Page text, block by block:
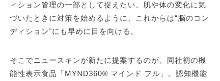
ィション管理の一部として捉えたい。肌や体の変化に気
づいたときに対策を始めるように、これからは“脳のコン
ディション”にも早めに目を向ける。
そこでニュースキンが新たに提案するのが、同社初の機
能性表示食品「MYND360® マインド フル」。認知機能